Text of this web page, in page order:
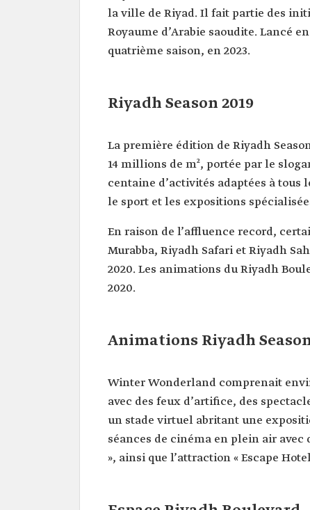
la ville de Riyad. Il fait partie des
Royaume d’Arabie saoudite. Lancé
quatrième saison, en 2023.
Riyadh Season 2019
La première édition de Riyadh
14 millions de m², portée par le
centaine d’activités adaptées à tous
le sport et les expositions
En raison de l’affluence record,
Murabba, Riyadh Safari et Riyadh
2020. Les animations du Riyadh
2020.
Animations Riyadh
Winter Wonderland comprenait
avec des feux d’artifice, des
un stade virtuel abritant une
séances de cinéma en plein air avec
», ainsi que l’attraction « Escape